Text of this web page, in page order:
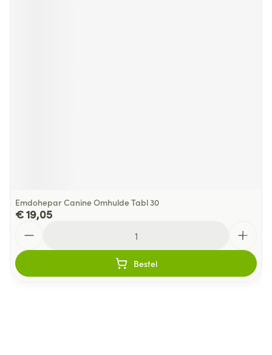
Emdohepar Canine Omhulde Tabl 30
€ 19,05
Bestel